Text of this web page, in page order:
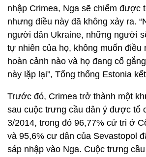
nhập Crimea, Nga sẽ chiếm được
nhưng điều này đã không xảy ra.
người dân Ukraine, những người
tự nhiên của họ, không muốn điều
hoàn cảnh nào và họ đang cố
này lặp lại”, Tổng thống Estonia
Trước đó, Crimea trở thành một
sau cuộc trưng cầu dân ý được tổ
3/2014, trong đó 96,77% cử tri ở
và 95,6% cư dân của Sevastopol
sáp nhập vào Nga. Cuộc trưng